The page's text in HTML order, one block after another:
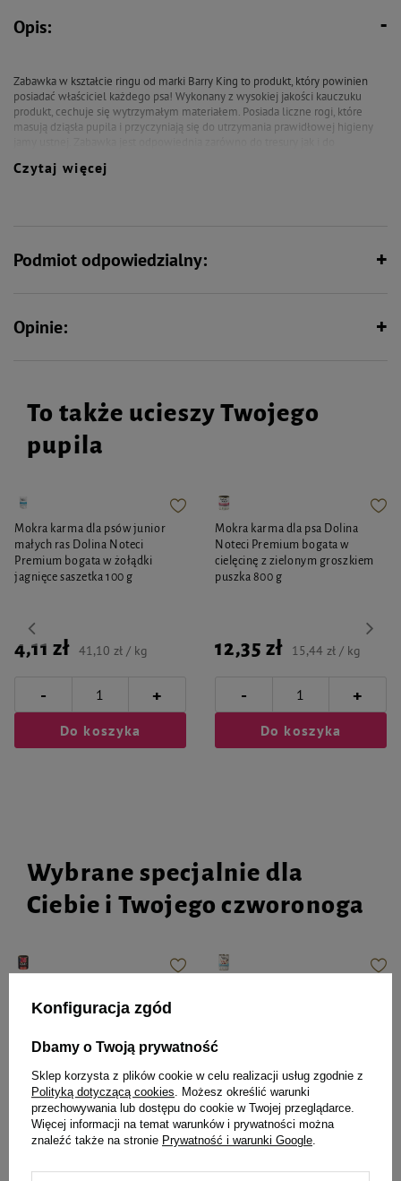
Opis:
Zabawka w kształcie ringu od marki Barry King to produkt, który powinien
posiadać właściciel każdego psa! Wykonany z wysokiej jakości kauczuku
produkt, cechuje się wytrzymałym materiałem. Posiada liczne rogi, które
masują dziąsła pupila i przyczyniają się do utrzymania prawidłowej higieny
łatwo schwyta go do pyska. Idealny do nauki aportowania!
Czytaj więcej
Podmiot odpowiedzialny:
Opinie:
To także ucieszy Twojego
pupila
Mokra karma dla psów junior
małych ras Dolina Noteci
Premium bogata w żołądki
jagnięce saszetka 100 g
4,11 zł 41,10 zł / kg
- +
Do koszyka
Mokra karma dla psa Dolina
Noteci Premium bogata w
cielęcinę z zielonym groszkiem
puszka 800 g
12,35 zł 15,44 zł / kg
- +
Do koszyka
Wybrane specjalnie dla
Ciebie i Twojego czworonoga
wołowiną 800 g
8,39 zł 10,49 zł / kg Cena regularna:7,99 zł
5,99 zł
Najniższa cena produktu w okresie
30 dni przed wprowadzeniem
obniżki:5,49 zł
14,98 zł / kg
Konfiguracja zgód
Dbamy o Twoją prywatność
Sklep korzysta z plików cookie w celu realizacji usług zgodnie z
Polityką dotyczącą cookies . Możesz określić warunki
przechowywania lub dostępu do cookie w Twojej przeglądarce.
Więcej informacji na temat warunków i prywatności można
znaleźć także na stronie Prywatność i warunki Google